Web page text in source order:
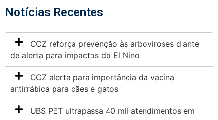
Notícias Recentes
CCZ reforça prevenção às arboviroses diante
de alerta para impactos do El Nino
CCZ alerta para importância da vacina
antirrábica para cães e gatos
UBS PET ultrapassa 40 mil atendimentos em